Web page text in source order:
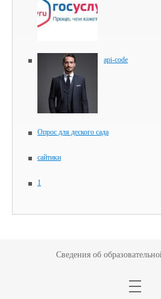
api-code
Опрос для деского сада
сайтики
1
Сведения об